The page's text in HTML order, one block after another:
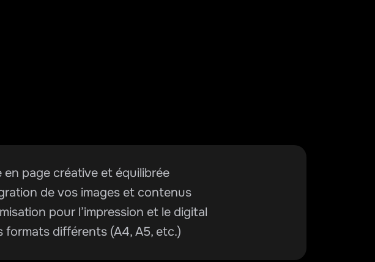
en page créative et équilibrée
de vos images et contenus
pour l’impression et le digital
formats différents (A4, A5, etc.)